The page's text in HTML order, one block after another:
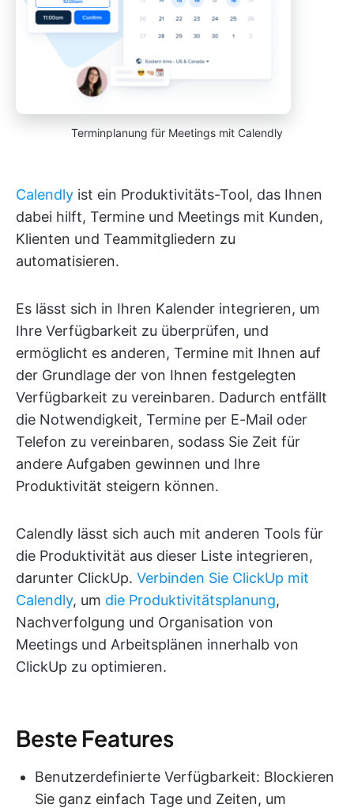
Terminplanung für Meetings mit Calendly
Calendly ist ein Produktivitäts-Tool, das Ihnen
dabei hilft, Termine und Meetings mit Kunden,
Klienten und Teammitgliedern zu
automatisieren.
Es lässt sich in Ihren Kalender integrieren, um
Ihre Verfügbarkeit zu überprüfen, und
ermöglicht es anderen, Termine mit Ihnen auf
der Grundlage der von Ihnen festgelegten
Verfügbarkeit zu vereinbaren. Dadurch entfällt
die Notwendigkeit, Termine per E-Mail oder
Telefon zu vereinbaren, sodass Sie Zeit für
andere Aufgaben gewinnen und Ihre
Produktivität steigern können.
Calendly lässt sich auch mit anderen Tools für
die Produktivität aus dieser Liste integrieren,
darunter ClickUp. Verbinden Sie ClickUp mit
Calendly, um die Produktivitätsplanung,
Nachverfolgung und Organisation von
Meetings und Arbeitsplänen innerhalb von
ClickUp zu optimieren.
Beste Features
Benutzerdefinierte Verfügbarkeit: Blockieren
Sie ganz einfach Tage und Zeiten, um